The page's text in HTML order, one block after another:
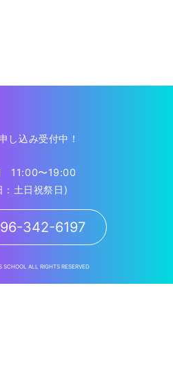
し込み受付中！
11:00〜19:00
：土日祝祭日)
342-6197
ALL RIGHTS RESERVED